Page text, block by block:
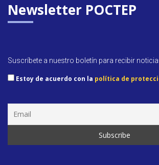
Newsletter POCTEP
Suscríbete a nuestro boletín para recibir
Estoy de acuerdo con la política de